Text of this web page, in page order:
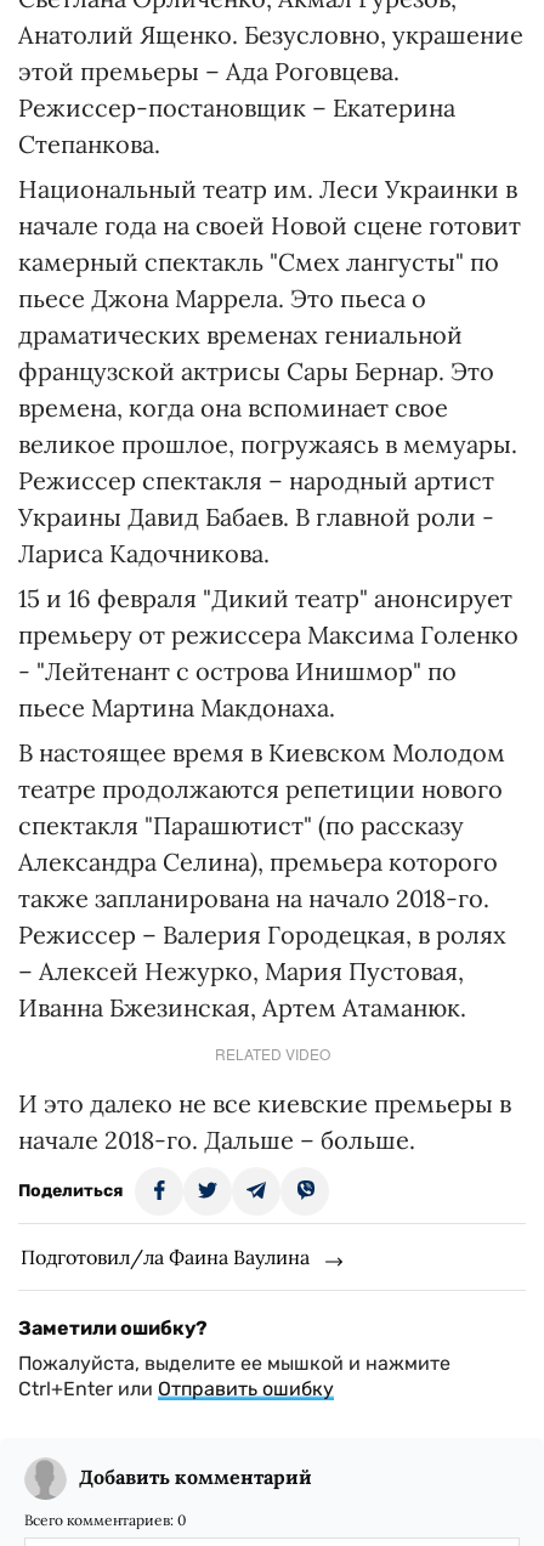
Анатолий Ященко. Безусловно, украшение
этой премьеры – Ада Роговцева.
Режиссер-постановщик – Екатерина
Степанкова.
Национальный театр им. Леси Украинки в
начале года на своей Новой сцене готовит
камерный спектакль "Смех лангусты" по
пьесе Джона Маррела. Это пьеса о
драматических временах гениальной
французской актрисы Сары Бернар. Это
времена, когда она вспоминает свое
великое прошлое, погружаясь в мемуары.
Режиссер спектакля – народный артист
Украины Давид Бабаев. В главной роли -
Лариса Кадочникова.
15 и 16 февраля "Дикий театр" анонсирует
премьеру от режиссера Максима Голенко
- "Лейтенант с острова Инишмор" по
пьесе Мартина Макдонаха.
В настоящее время в Киевском Молодом
театре продолжаются репетиции нового
спектакля "Парашютист" (по рассказу
Александра Селина), премьера которого
также запланирована на начало 2018-го.
Режиссер – Валерия Городецкая, в ролях
– Алексей Нежурко, Мария Пустовая,
Иванна Бжезинская, Артем Атаманюк.
RELATED VIDEO
И это далеко не все киевские премьеры в
начале 2018-го. Дальше – больше.
Поделиться
Подготовил/ла Фаина Ваулина
Заметили ошибку?
Пожалуйста, выделите ее мышкой и нажмите
Ctrl+Enter или Отправить ошибку
Добавить комментарий
Всего комментариев: 0